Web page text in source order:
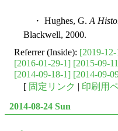
・ Hughes, G. A
Blackwell, 2000.
Referrer (Inside): [2019-
[2016-01-29-1] [2015-09-
[2014-09-18-1] [2014-09-
[ 固定リンク | 印刷用
2014-08-24 Sun